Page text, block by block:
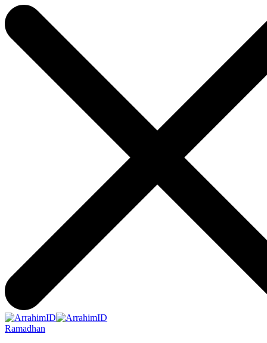
Ramadhan